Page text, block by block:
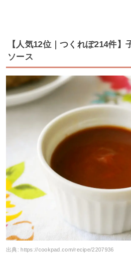
【人気12位｜つくれぽ214件
ソース
出典:https://cookpad.com/recipe/2207936